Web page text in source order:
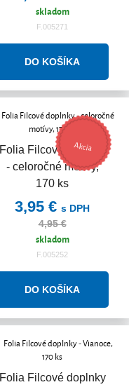
skladom
F.005271
Folia Filcové doplnky
- celoročné motívy,
170 ks
Akcia
3,95 € s DPH
4,95 €
skladom
F.005252
Folia Filcové doplnky